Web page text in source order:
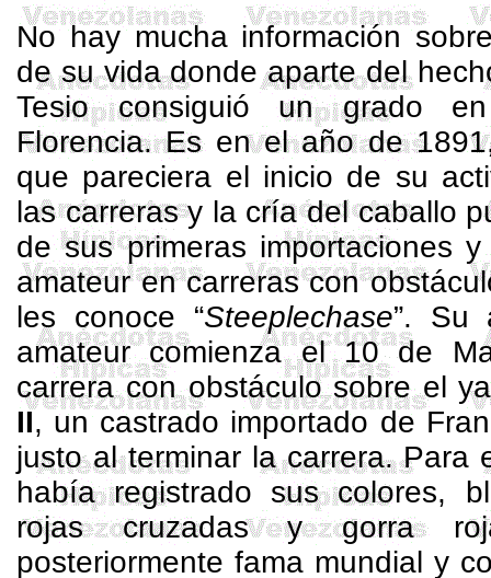
No hay mucha información
de su vida donde aparte del
Tesio consiguió un grado
Florencia. Es en el año de
que pareciera el inicio de su
las carreras y la cría del caballo
de sus primeras importaciones
amateur en carreras con
les conoce “Steeplechase”. Su
amateur comienza el 10 de
carrera con obstáculo sobre el
II, un castrado importado de
justo al terminar la carrera. Para
había registrado sus colores,
rojas cruzadas y gorra
posteriormente fama mundial y